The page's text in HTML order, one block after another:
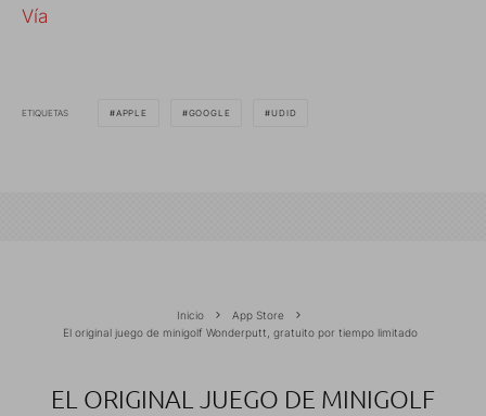
Vía
ETIQUETAS APPLE GOOGLE UDID
Inicio
App Store
El original juego de minigolf Wonderputt, gratuito por tiempo limitado
EL ORIGINAL JUEGO DE MINIGOLF